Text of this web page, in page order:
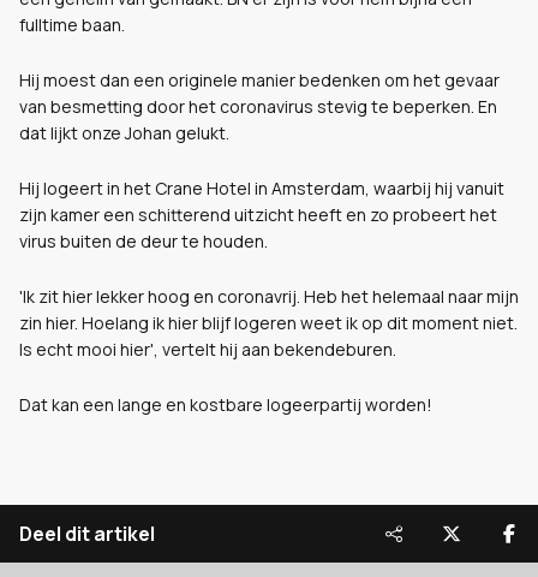
fulltime baan.
Hij moest dan een originele manier bedenken om het gevaar
van besmetting door het coronavirus stevig te beperken. En
dat lijkt onze Johan gelukt.
Hij logeert in het Crane Hotel in Amsterdam, waarbij hij vanuit
zijn kamer een schitterend uitzicht heeft en zo probeert het
virus buiten de deur te houden.
'Ik zit hier lekker hoog en coronavrij. Heb het helemaal naar mijn
zin hier. Hoelang ik hier blijf logeren weet ik op dit moment niet.
Is echt mooi hier', vertelt hij aan bekendeburen.
Dat kan een lange en kostbare logeerpartij worden!
Deel dit artikel